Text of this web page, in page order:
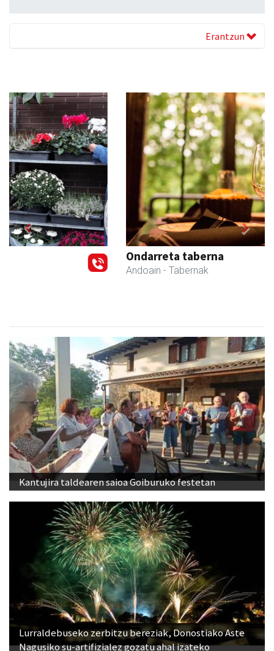
Erantzun
Ondarreta taberna
- Tabernak
Previous Next
Kantujira taldearen saioa Goiburuko festetan
Lurraldebuseko zerbitzu bereziak, Donostiako Aste
Nagusiko su-artifizialez gozatu ahal izateko